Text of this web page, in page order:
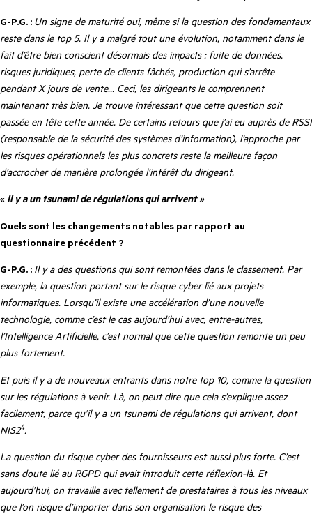
G-P.G. : Un signe de maturité oui, même si la question des fondamentaux
reste dans le top 5. Il y a malgré tout une évolution, notamment dans le
fait d’être bien conscient désormais des impacts : fuite de données,
risques juridiques, perte de clients fâchés, production qui s’arrête
pendant X jours de vente… Ceci, les dirigeants le comprennent
maintenant très bien. Je trouve intéressant que cette question soit
passée en tête cette année. De certains retours que j’ai eu auprès de RSSI
(responsable de la sécurité des systèmes d’information), l’approche par
les risques opérationnels les plus concrets reste la meilleure façon
d’accrocher de manière prolongée l’intérêt du dirigeant.
« Il y a un tsunami de régulations qui arrivent »
Quels sont les changements notables par rapport au
questionnaire précédent ?
G-P.G. : Il y a des questions qui sont remontées dans le classement. Par
exemple, la question portant sur le risque cyber lié aux projets
informatiques. Lorsqu’il existe une accélération d’une nouvelle
technologie, comme c’est le cas aujourd’hui avec, entre-autres,
l’Intelligence Artificielle, c’est normal que cette question remonte un peu
plus fortement.
Et puis il y a de nouveaux entrants dans notre top 10, comme la question
sur les régulations à venir. Là, on peut dire que cela s’explique assez
facilement, parce qu’il y a un tsunami de régulations qui arrivent, dont
NIS24.
La question du risque cyber des fournisseurs est aussi plus forte. C’est
sans doute lié au RGPD qui avait introduit cette réflexion-là. Et
aujourd’hui, on travaille avec tellement de prestataires à tous les niveaux
que l’on risque d’importer dans son organisation le risque des